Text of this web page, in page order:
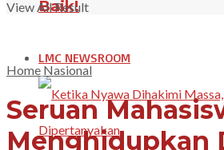
Baik!
LMC NEWSROOM
View All Result
Home Nasional
Seruan
Menghidupkan